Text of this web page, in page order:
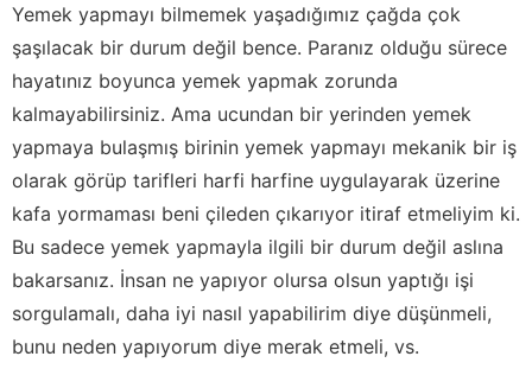
Yemek yapmayı bilmemek yaşadığımız çağda çok
şaşılacak bir durum değil bence. Paranız olduğu sürece
hayatınız boyunca yemek yapmak zorunda
kalmayabilirsiniz. Ama ucundan bir yerinden yemek
yapmaya bulaşmış birinin yemek yapmayı mekanik bir iş
olarak görüp tarifleri harfi harfine uygulayarak üzerine
kafa yormaması beni çileden çıkarıyor itiraf etmeliyim ki.
Bu sadece yemek yapmayla ilgili bir durum değil aslına
bakarsanız. İnsan ne yapıyor olursa olsun yaptığı işi
sorgulamalı, daha iyi nasıl yapabilirim diye düşünmeli,
bunu neden yapıyorum diye merak etmeli, vs.